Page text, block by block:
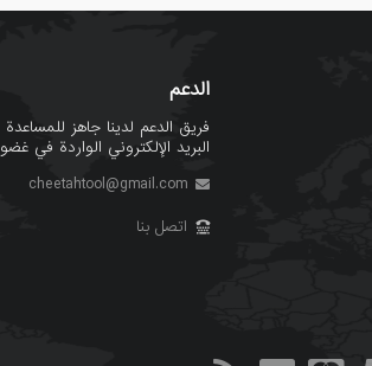
الدعم
فريق الدعم لدينا جاهز
البريد الإلكتروني الواردة في غضون 24 ساعة. اللغة الرسمية للدعم هي اللغة
cheetahtool@gmail.com
اتصل بنا